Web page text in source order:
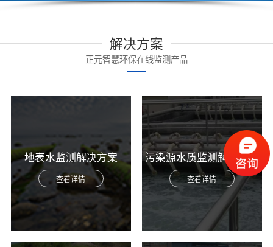
解决方案
正元智慧环保在线监测产品
地表水监测解决方案
查看详情
污染源水质监测解决方案
查看详情